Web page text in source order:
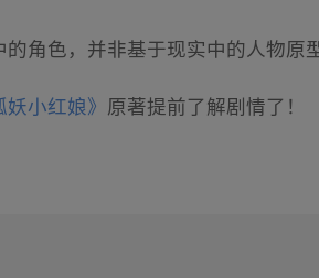
角色，并非基于现实中的人物原
妖小红娘》 原著提前了解剧情了！